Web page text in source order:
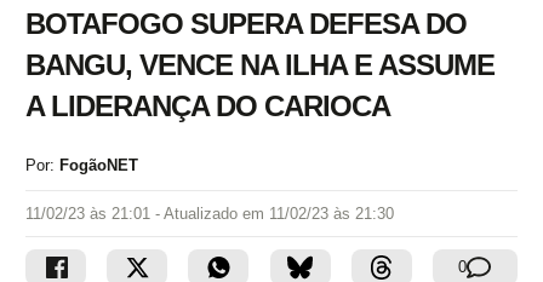
BOTAFOGO SUPERA DEFESA DO
BANGU, VENCE NA ILHA E ASSUME
A LIDERANÇA DO CARIOCA
Por: FogãoNET
11/02/23 às 21:01 - Atualizado em 11/02/23 às 21:30
0